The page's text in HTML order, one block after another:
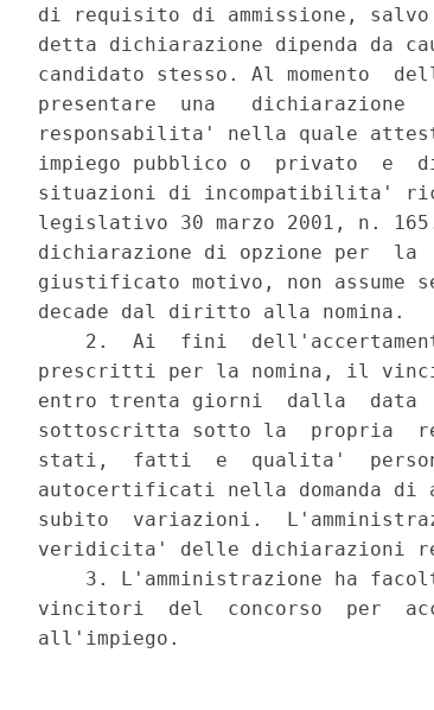
di requisito di ammissione,
detta dichiarazione dipenda da
candidato stesso. Al momento
presentare  una
responsabilita' nella quale
impiego pubblico o  privato  e
situazioni di incompatibilita'
legislativo 30 marzo 2001, n.
dichiarazione di opzione per  la
giustificato motivo, non
decade dal diritto alla nomina.
2.  Ai  fini
prescritti per la nomina, il
entro trenta giorni  dalla  data
sottoscritta sotto la  propria
stati,  fatti  e  qualita'
autocertificati nella domanda di
subito  variazioni.
veridicita' delle dichiarazioni
3. L'amministrazione ha
vincitori  del  concorso  per